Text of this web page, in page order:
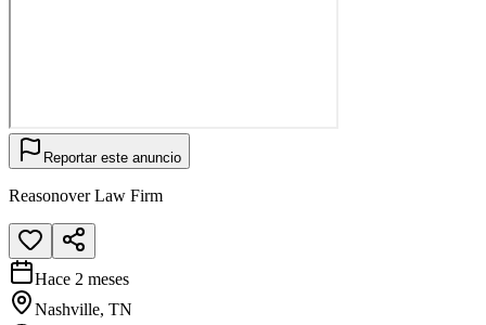
Reportar este anuncio
Reasonover Law Firm
Hace 2 meses
Nashville, TN